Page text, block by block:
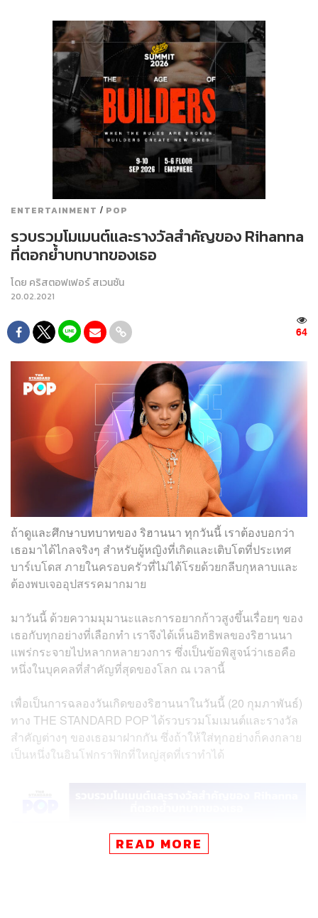
ENTERTAINMENT / POP
รวบรวมโมเมนต์และรางวัลสำคัญของ Rihanna
ที่ตอกย้ำบทบาทของเธอ
โดย คริสตอฟเฟอร์ สเวนซัน
20.02.2021
64
ถ้าดูและศึกษาบทบาทของ ริฮานนา ทุกวันนี้ เราต้องบอกว่า
เธอมาได้ไกลจริงๆ สำหรับผู้หญิงที่เกิดและเติบโตที่ประเทศ
บาร์เบโดส ภายในครอบครัวที่ไม่ได้โรยด้วยกลีบกุหลาบและ
ต้องพบเจออุปสรรคมากมาย
มาวันนี้ ด้วยความมุมานะและการอยากก้าวสูงขึ้นเรื่อยๆ ของ
เธอกับทุกอย่างที่เลือกทำ เราจึงได้เห็นอิทธิพลของริฮานนา
แพร่กระจายไปหลากหลายวงการ ซึ่งเป็นข้อพิสูจน์ว่าเธอคือ
หนึ่งในบุคคลที่สำคัญที่สุดของโลก ณ เวลานี้
เพื่อเป็นการฉลองวันเกิดของริฮานนาในวันนี้ (20 กุมภาพันธ์)
ทาง THE STANDARD POP ได้รวบรวมโมเมนต์และรางวัล
สำคัญต่างๆ ของเธอมาฝากกัน ซึ่งถ้าให้ใส่ทุกอย่างก็คงกลาย
เป็นหนึ่งในอินโฟกราฟิกที่ใหญ่สุดที่เราทำได้
READ MORE